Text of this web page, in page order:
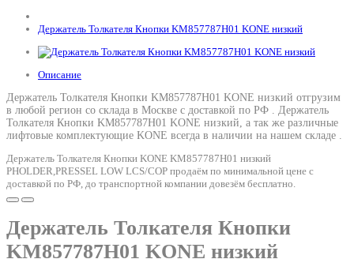
Держатель Толкателя Кнопки KM857787H01 KONE низкий
Описание
Держатель Толкателя Кнопки KM857787H01 KONE низкий отгрузим
в любой регион со склада в Москве с доставкой по РФ . Держатель
Толкателя Кнопки KM857787H01 KONE низкий, а так же различные
лифтовые комплектующие KONE всегда в наличии на нашем складе .
Держатель Толкателя Кнопки KONE KM857787H01 низкий
PHOLDER,PRESSEL LOW LCS/COP продаём по минимальной цене с
доставкой по РФ, до транспортной компании довезём бесплатно.
Держатель Толкателя Кнопки
KM857787H01 KONE низкий